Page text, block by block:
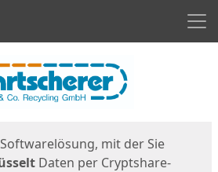
mit der Sie
Daten per Cryptshare-